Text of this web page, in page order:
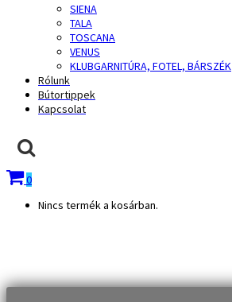
SIENA
TALA
TOSCANA
VENUS
KLUBGARNITÚRA, FOTEL, BÁRSZÉK
Rólunk
Bútortippek
Kapcsolat
0
Nincs termék a kosárban.